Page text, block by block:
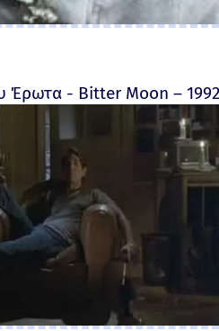
Έρωτα - Bitter Moon –